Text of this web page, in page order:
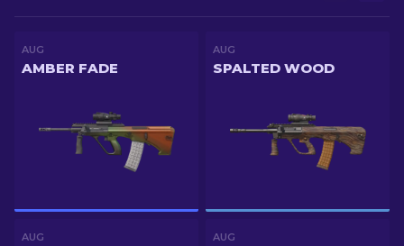
AUG
AMBER FADE
AUG
SPALTED WOOD
AUG AUG